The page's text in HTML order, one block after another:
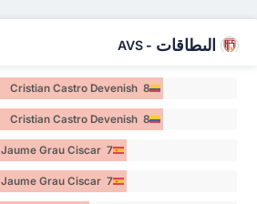
البطاقات -
AVS
Cristian Castro Devenish 8
Cristian Castro Devenish 8
Jaume Grau Ciscar 7
Jaume Grau Ciscar 7